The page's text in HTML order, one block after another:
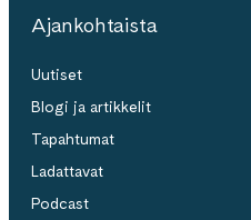
Ajankohtaista
Uutiset
Blogi ja artikkelit
Tapahtumat
Ladattavat
Podcast